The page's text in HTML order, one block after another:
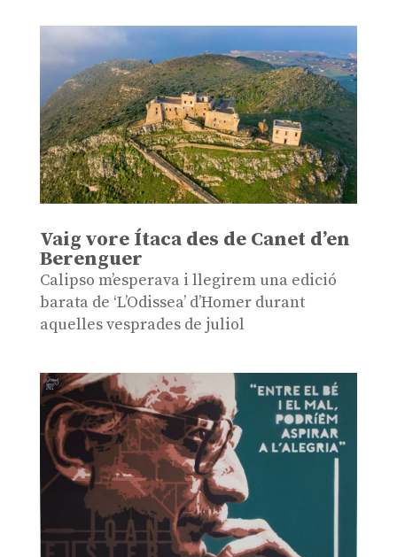
Vaig vore Ítaca des de Canet d’en
Berenguer
Calipso m’esperava i llegirem una edició
barata de ‘L’Odissea’ d’Homer durant
aquelles vesprades de juliol